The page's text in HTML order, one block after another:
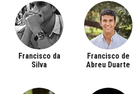
Francisco da
Silva
Francisco de
Abreu Duarte